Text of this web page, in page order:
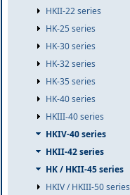
HKII-22 series
HK-25 series
HK-30 series
HK-32 series
HK-35 series
HK-40 series
HKIII-40 series
HKIV-40 series
HKII-42 series
HK / HKII-45 series
HKIV / HKIII-50 series